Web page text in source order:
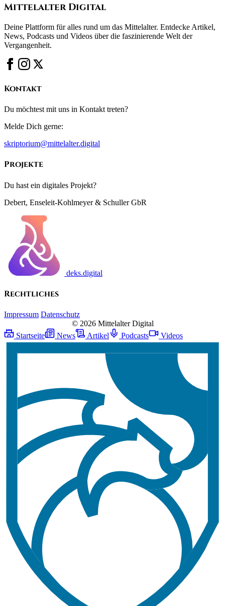
Mittelalter Digital
Deine Plattform für alles rund um das Mittelalter. Entdecke Artikel,
News, Podcasts und Videos über die faszinierende Welt der
Vergangenheit.
Kontakt
Du möchtest mit uns in Kontakt treten?
Melde Dich gerne:
skriptorium@mittelalter.digital
Projekte
Du hast ein digitales Projekt?
Debert, Enseleit-Kohlmeyer & Schuller GbR
deks.digital
Rechtliches
Impressum Datenschutz
© 2026 Mittelalter Digital
Startseite
News Artikel Podcasts Videos